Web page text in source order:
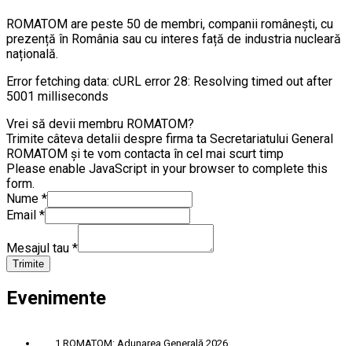
ROMATOM are peste 50 de membri, companii românești, cu
prezență în România sau cu interes față de industria nucleară
națională.
Error fetching data: cURL error 28: Resolving timed out after
5001 milliseconds
Vrei să devii membru ROMATOM?
Trimite câteva detalii despre firma ta Secretariatului General
ROMATOM și te vom contacta în cel mai scurt timp
Please enable JavaScript in your browser to complete this
form.
Nume *
Email *
Mesajul tau *
Trimite
Evenimente
1 ROMATOM: Adunarea Generală 2026